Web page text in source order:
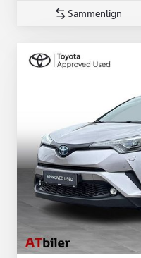
Sammenlign